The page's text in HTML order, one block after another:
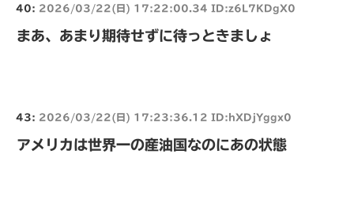
40: 2026/03/22(日) 17:22:00.34 ID:z6L7KDgX0
まあ、あまり期待せずに待っときましょ
43: 2026/03/22(日) 17:23:36.12 ID:hXDjYggx0
アメリカは世界一の産油国なのにあの状態